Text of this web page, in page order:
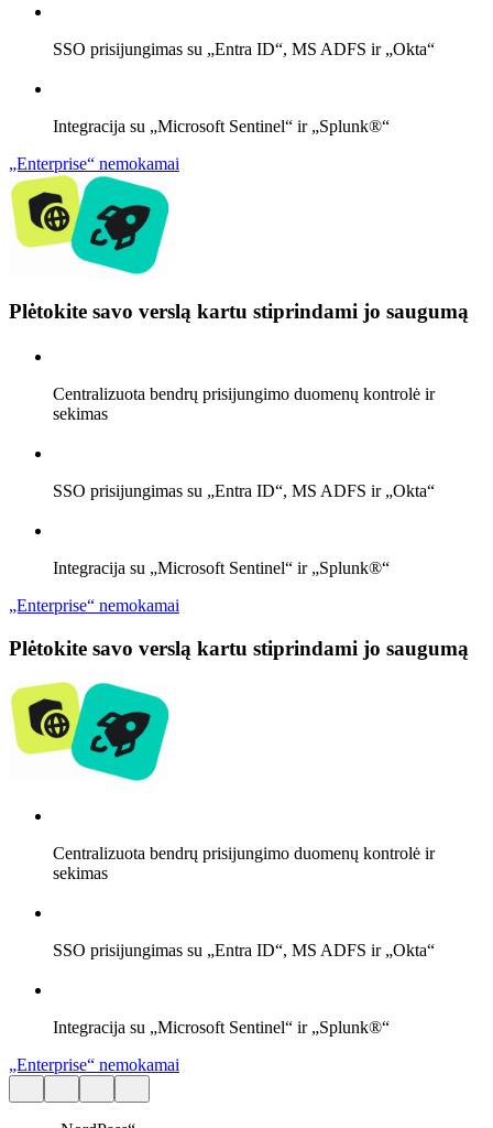
SSO prisijungimas su „Entra ID“, MS ADFS ir „Okta“
Integracija su „Microsoft Sentinel“ ir „Splunk®“
„Enterprise“ nemokamai
Plėtokite savo verslą kartu stiprindami jo saugumą
Centralizuota bendrų prisijungimo duomenų kontrolė ir
sekimas
SSO prisijungimas su „Entra ID“, MS ADFS ir „Okta“
Integracija su „Microsoft Sentinel“ ir „Splunk®“
„Enterprise“ nemokamai
Plėtokite savo verslą kartu stiprindami jo saugumą
Centralizuota bendrų prisijungimo duomenų kontrolė ir
sekimas
SSO prisijungimas su „Entra ID“, MS ADFS ir „Okta“
Integracija su „Microsoft Sentinel“ ir „Splunk®“
„Enterprise“ nemokamai